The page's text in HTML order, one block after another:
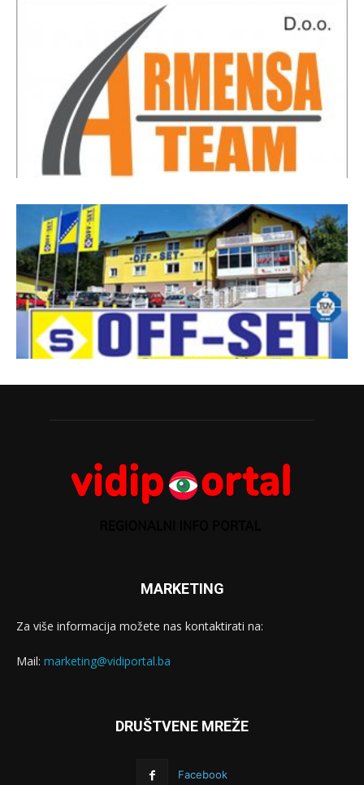
MARKETING
Za više informacija možete nas kontaktirati na:
Mail: marketing@vidiportal.ba
DRUŠTVENE MREŽE
Facebook